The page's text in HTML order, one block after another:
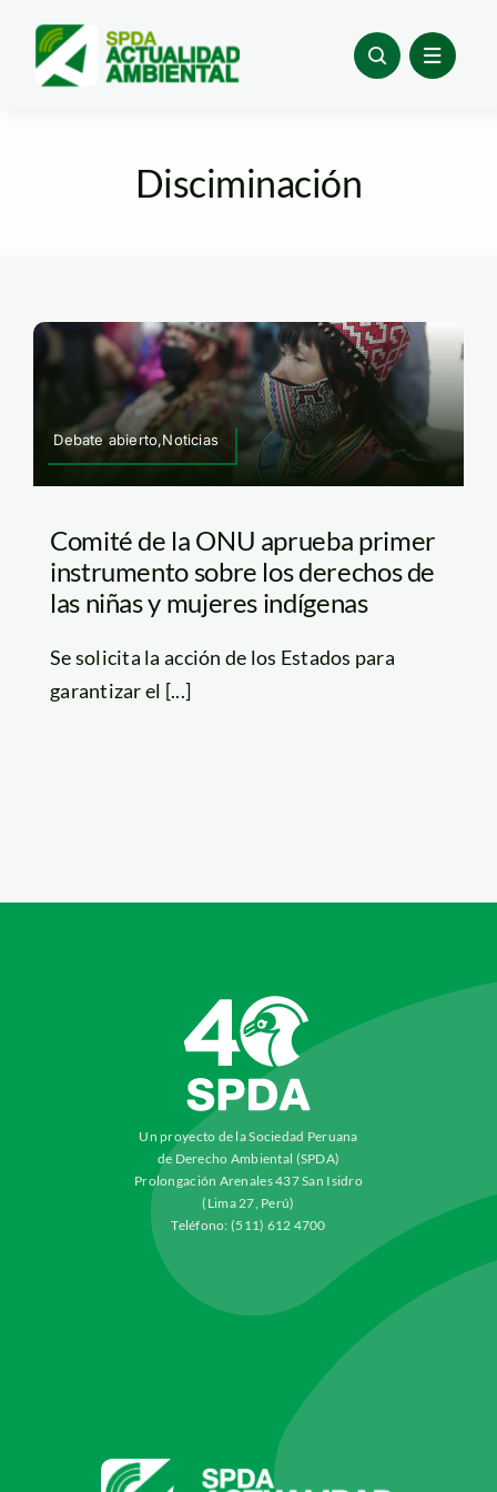
content
Disciminación
Debate abierto,Noticias
Comité de la ONU aprueba primer
instrumento sobre los derechos de
las niñas y mujeres indígenas
Se solicita la acción de los Estados para
garantizar el [...]
Un proyecto de la Sociedad Peruana
de Derecho Ambiental (SPDA)
Prolongación Arenales 437 San Isidro
(Lima 27, Perú)
Teléfono: (511) 612 4700